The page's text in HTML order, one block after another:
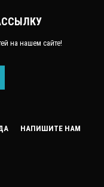
на нашем сайте!
НАПИШИТЕ НАМ